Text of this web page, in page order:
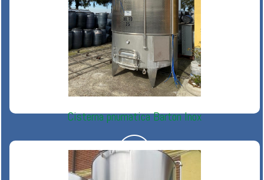
Cisterna pnumatica Barton Inox